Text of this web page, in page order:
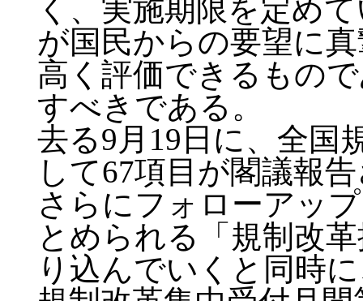
く、実施期限を定め
が国民からの要望に
高く評価できるもの
すべきである。
去る9月19日に、全国
して67項目が閣議報
さらにフォローアッ
とめられる「規制改
り込んでいくと同時